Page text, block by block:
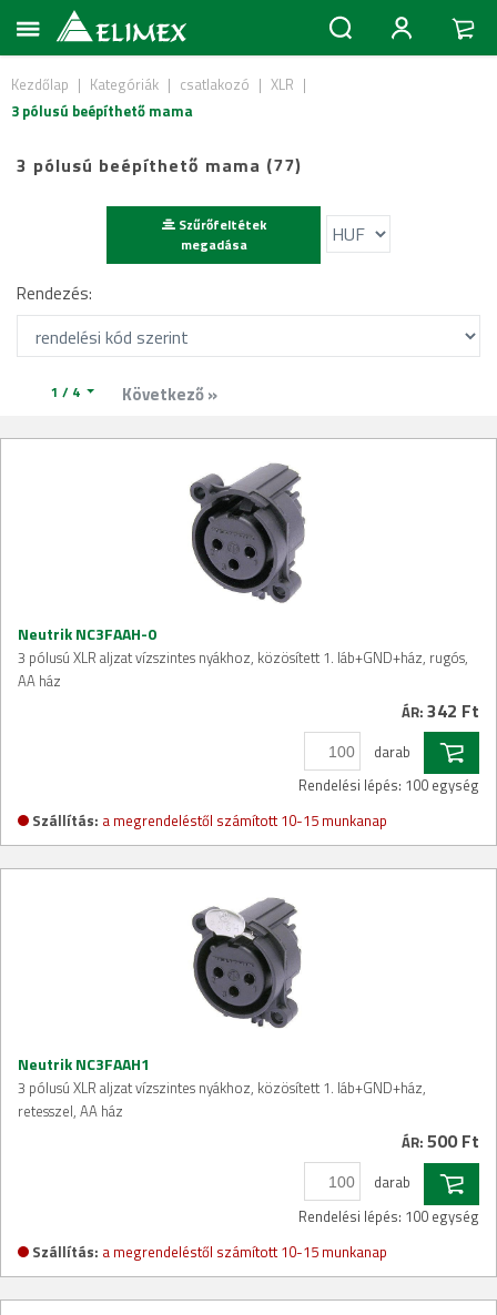
Kezdőlap | Kategóriák | csatlakozó | XLR |
3 pólusú beépíthető mama
3 pólusú beépíthető mama (77)
Szűrőfeltétek
megadása
Rendezés:
1 / 4 Következő »
Neutrik NC3FAAH-0
3 pólusú XLR aljzat vízszintes nyákhoz, közösített 1. láb+GND+ház, rugós,
AA ház
ÁR: 342 Ft
darab
Rendelési lépés: 100 egység
Szállítás: a megrendeléstől számított 10-15 munkanap
Neutrik NC3FAAH1
3 pólusú XLR aljzat vízszintes nyákhoz, közösített 1. láb+GND+ház,
retesszel, AA ház
ÁR: 500 Ft
darab
Rendelési lépés: 100 egység
Szállítás: a megrendeléstől számított 10-15 munkanap